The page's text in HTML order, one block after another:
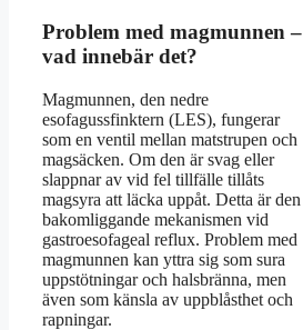
Problem med magmunnen –
vad innebär det?
Magmunnen, den nedre
esofagussfinktern (LES), fungerar
som en ventil mellan matstrupen och
magsäcken. Om den är svag eller
slappnar av vid fel tillfälle tillåts
magsyra att läcka uppåt. Detta är den
bakomliggande mekanismen vid
gastroesofageal reflux. Problem med
magmunnen kan yttra sig som sura
uppstötningar och halsbränna, men
även som känsla av uppblåsthet och
rapningar.